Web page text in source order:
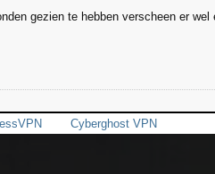
gezien te hebben verscheen er
Cyberghost VPN